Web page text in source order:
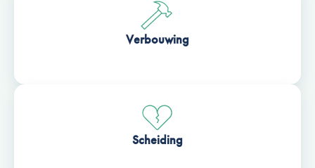
Verbouwing
Scheiding